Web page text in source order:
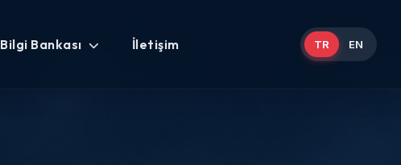
Bilgi Bankası İletişim TR EN